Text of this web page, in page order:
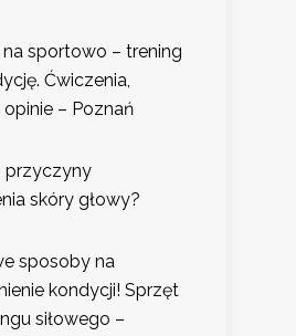
na sportowo – trening
Ćwiczenia,
– Poznań
przyczyny
skóry głowy?
sposoby na
kondycji! Sprzęt
siłowego –